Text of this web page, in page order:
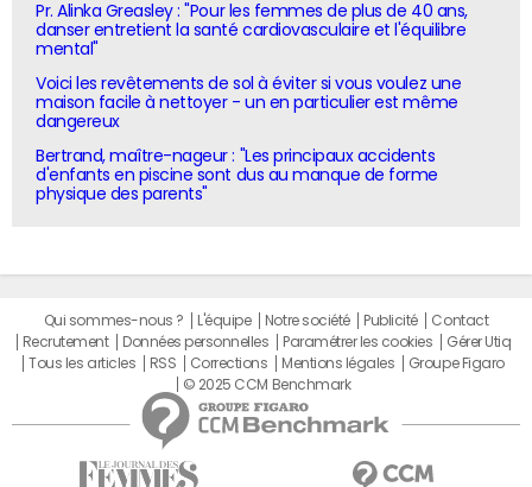
Pr. Alinka Greasley : "Pour les femmes de plus de 40 ans,
danser entretient la santé cardiovasculaire et l'équilibre
mental"
Voici les revêtements de sol à éviter si vous voulez une
maison facile à nettoyer - un en particulier est même
dangereux
Bertrand, maître-nageur : "Les principaux accidents
d'enfants en piscine sont dus au manque de forme
physique des parents"
Qui sommes-nous ? L'équipe Notre société Publicité
Contact
Recrutement
Données personnelles Paramétrer les cookies
Gérer Utiq
Tous les articles
RSS Corrections Mentions légales
Groupe Figaro
© 2025 CCM Benchmark